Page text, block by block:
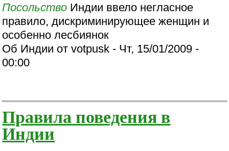
Посольство Индии ввело негласное
правило, дискриминирующее женщин и
особенно лесбиянок
Об Индии от votpusk - Чт, 15/01/2009 -
00:00
Правила поведения в
Индии